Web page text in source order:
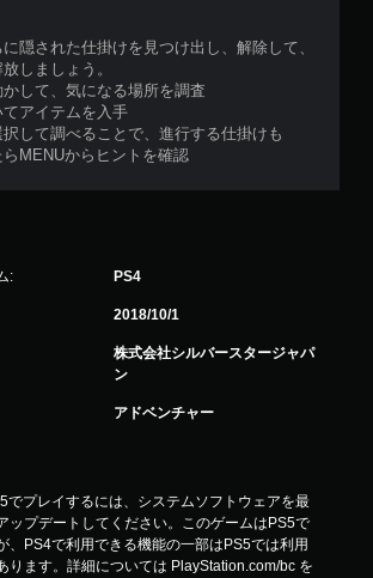
隠された仕掛けを見つけ出し、解除して、
しましょう。
かして、気になる場所を調査
てアイテムを入手
択して調べることで、進行する仕掛けも
らMENUからヒントを確認
: PS4
2018/10/1
株式会社シルバースタージャパ
ン
アドベンチャー
でプレイするには、システムソフトウェアを最
ップデートしてください。このゲームはPS5で
、PS4で利用できる機能の一部はPS5では利用
ります。詳細については PlayStation.com/bc を